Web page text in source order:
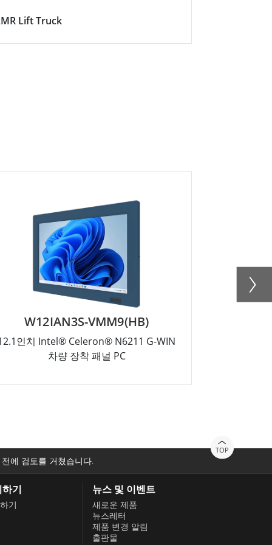
Lift Truck
W12IAN3S-VMM9(HB)
인치 Intel® Celeron® N6211 G-WIN
차량 장착 패널 PC
TOP
에 검토를 거쳤습니다.
기
기
뉴스 및 이벤트
새로운 제품
뉴스레터
제품 변경 알림
출판물